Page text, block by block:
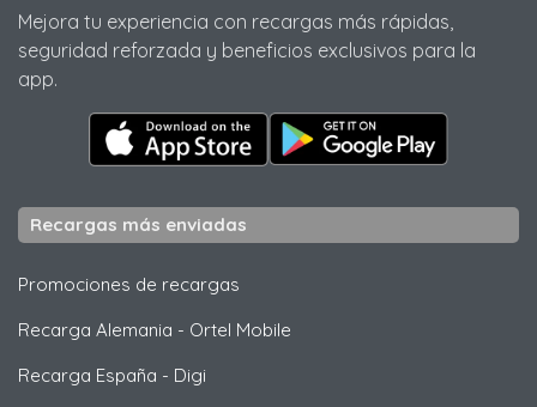
Mejora tu experiencia con recargas más rápidas,
seguridad reforzada y beneficios exclusivos para la
app.
Recargas más enviadas
Promociones de recargas
Recarga Alemania - Ortel Mobile
Recarga España - Digi